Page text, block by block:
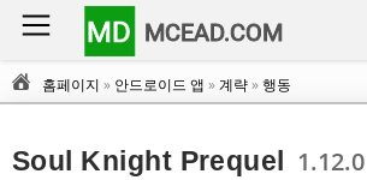
MD MCEAD.COM
홈페이지 » 안드로이드 앱 »계략»행동
Soul Knight Prequel 1.12.0